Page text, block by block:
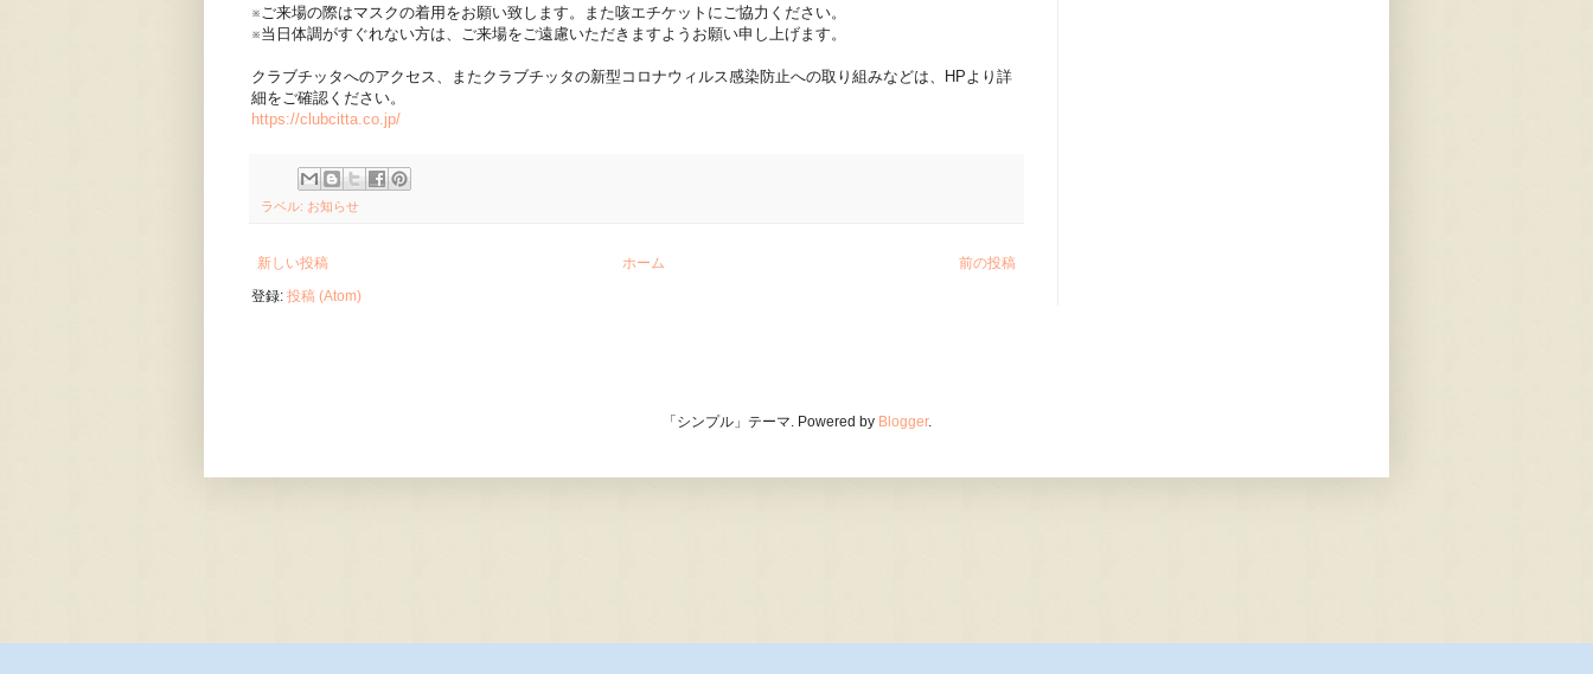
※ご来場の際はマスクの着用をお願い致します。また咳エチケットにご協力ください。
※当日体調がすぐれない方は、ご来場をご遠慮いただきますようお願い申し上げます。
クラブチッタへのアクセス、またクラブチッタの新型コロナウィルス感染防止への取り組みなどは、HPより詳
細をご確認ください。
https://clubcitta.co.jp/
ラベル: お知らせ
新しい投稿 前の投稿
ホーム
登録: 投稿 (Atom)
「シンプル」テーマ. Powered by Blogger.